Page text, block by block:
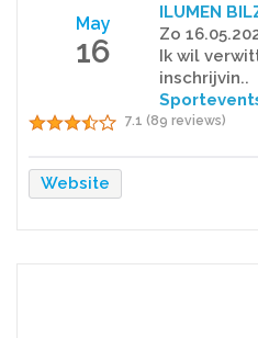
May
16
ILUMEN
Zo
Ik wil
inschrijvin..
7.1 (89 reviews)
Website